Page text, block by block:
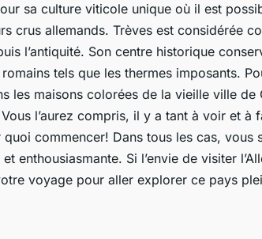
sa culture viticole unique où il est
crus allemands. Trèves est considérée
l’antiquité. Son centre historique
tels que les thermes imposants.
les maisons colorées de la vieille ville de
l’aurez compris, il y a tant à voir et à
commencer! Dans tous les cas, vous
enthousiasmante. Si l’envie de visiter
voyage pour aller explorer ce pays